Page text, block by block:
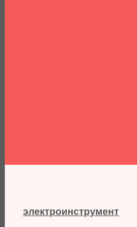
электроинструмент